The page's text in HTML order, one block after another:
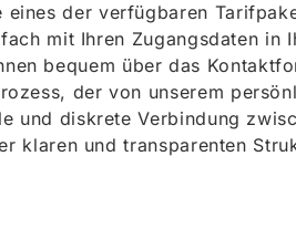
eines der verfügbaren
mit Ihren Zugangsdaten in
bequem über das
der von unserem
und diskrete Verbindung
klaren und transparenten